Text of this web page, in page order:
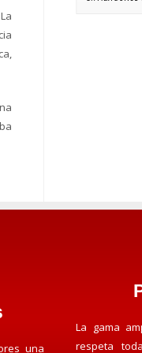
una
La gama
respeta